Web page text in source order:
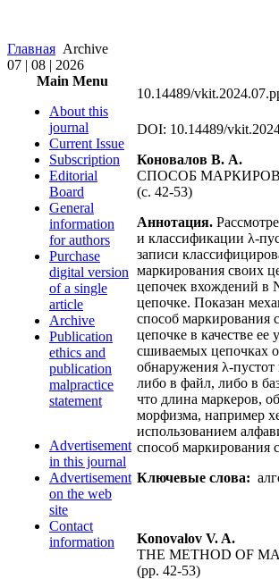
Главная Archive
07 | 08 | 2026
Main Menu
About this
journal
Current Issue
Subscription
Editorial
Board
General
information
for authors
Purchase
digital version
of a single
article
Archive
Publication
ethics and
publication
malpractice
statement
Advertisement
in this journal
Advertisement
on the web
site
Contact
information
10.14489/
DOI: 10.14489/
Коновалов В. А.
СПОСОБ
(c. 42-53)
Аннотация.
и классификации λ-
записи
маркирования своих
цепочек вхождений в
цепочке. Показан
способ маркирования
цепочке в качестве
сшиваемых цепочках
обнаружения λ-пустот
либо в файл, либо в
что длина маркеров,
морфизма, например
использованием
способ маркирования
Ключевые слова:
Konovalov V. A.
THE METHOD OF
(pp. 42-53)